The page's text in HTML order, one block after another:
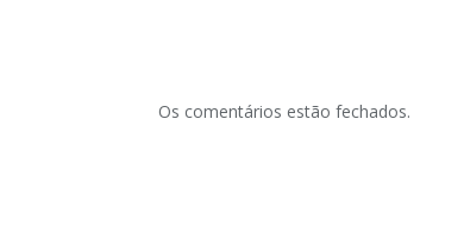
Os comentários estão fechados.